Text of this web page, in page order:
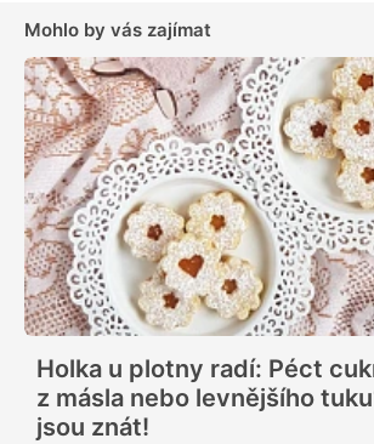
Mohlo by vás zajímat
Holka u plotny radí: Péct
z másla nebo levnějšího
jsou znát!